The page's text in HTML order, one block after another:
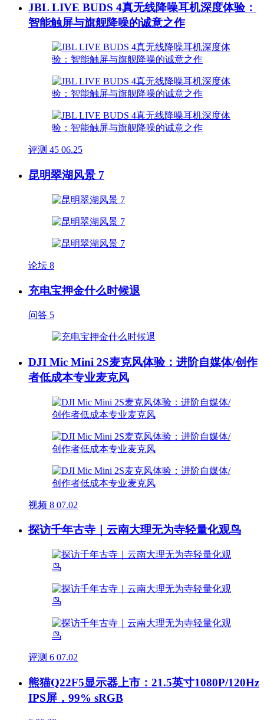
JBL LIVE BUDS 4真无线降噪耳机深度体验：
智能触屏与旗舰降噪的诚意之作
评测 45 06.25
昆明翠湖风景 7
论坛 8
充电宝押金什么时候退
问答 5
DJI Mic Mini 2S麦克风体验：进阶自媒体/创作
者低成本专业麦克风
视频 8 07.02
探访千年古寺｜云南大理无为寺轻量化观鸟
评测 6 07.02
熊猫Q22F5显示器上市：21.5英寸1080P/120Hz
IPS屏，99% sRGB